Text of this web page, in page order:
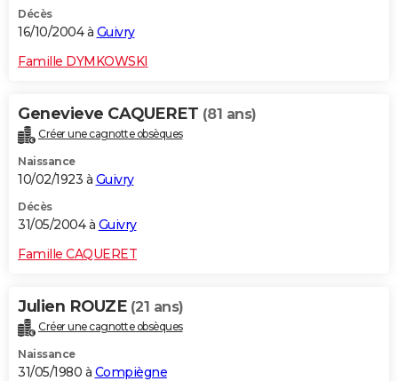
Décès
16/10/2004 à Guivry
Famille DYMKOWSKI
Genevieve CAQUERET (81 ans)
Créer une cagnotte obsèques
Naissance
10/02/1923 à Guivry
Décès
31/05/2004 à Guivry
Famille CAQUERET
Julien ROUZE (21 ans)
Créer une cagnotte obsèques
Naissance
31/05/1980 à Compiègne